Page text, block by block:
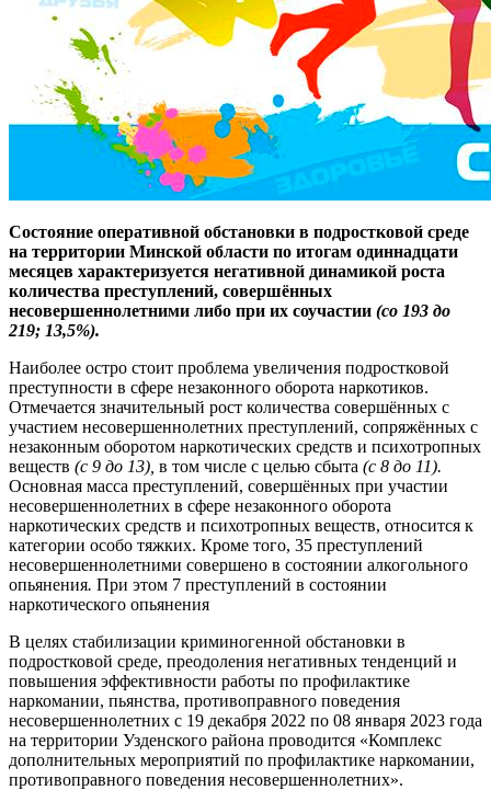
Состояние оперативной обстановки в подростковой среде
на территории Минской области по итогам одиннадцати
месяцев характеризуется негативной динамикой роста
количества преступлений, совершённых
несовершеннолетними либо при их соучастии (со 193 до
219; 13,5%).
Наиболее остро стоит проблема увеличения подростковой
преступности в сфере незаконного оборота наркотиков.
Отмечается значительный рост количества совершённых с
участием несовершеннолетних преступлений, сопряжённых с
незаконным оборотом наркотических средств и психотропных
веществ (с 9 до 13), в том числе с целью сбыта (с 8 до 11).
Основная масса преступлений, совершённых при участии
несовершеннолетних в сфере незаконного оборота
наркотических средств и психотропных веществ, относится к
категории особо тяжких. Кроме того, 35 преступлений
несовершеннолетними совершено в состоянии алкогольного
опьянения. При этом 7 преступлений в состоянии
наркотического опьянения
В целях стабилизации криминогенной обстановки в
подростковой среде, преодоления негативных тенденций и
повышения эффективности работы по профилактике
наркомании, пьянства, противоправного поведения
несовершеннолетних с 19 декабря 2022 по 08 января 2023 года
на территории Узденского района проводится «Комплекс
дополнительных мероприятий по профилактике наркомании,
противоправного поведения несовершеннолетних».